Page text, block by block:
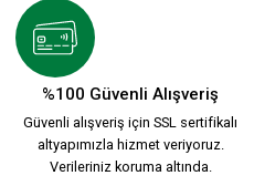
ATA VOLEYBOL FORMA
%100 Güvenli Alışveriş
Güvenli alışveriş için SSL sertifikalı
altyapımızla hizmet veriyoruz.
Verileriniz koruma altında.